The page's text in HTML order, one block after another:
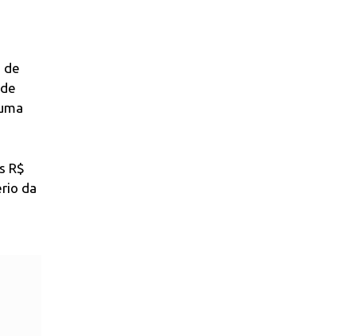
de
R$
da